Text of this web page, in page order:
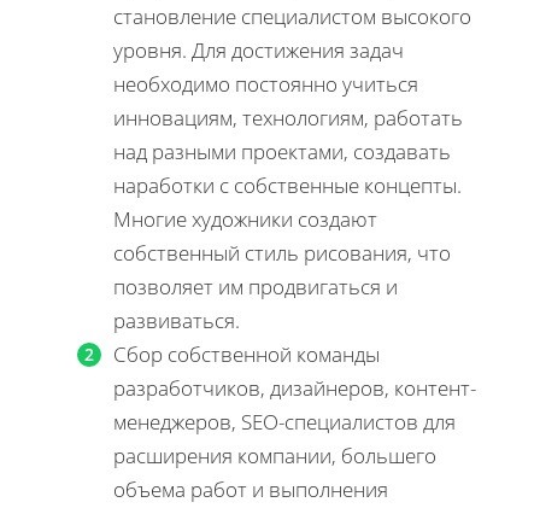
становление специалистом высокого
уровня. Для достижения задач
необходимо постоянно учиться
инновациям, технологиям, работать
над разными проектами, создавать
наработки с собственные концепты.
Многие художники создают
собственный стиль рисования, что
позволяет им продвигаться и
развиваться.
Сбор собственной команды
разработчиков, дизайнеров, контент-
менеджеров, SEO-специалистов для
расширения компании, большего
объема работ и выполнения